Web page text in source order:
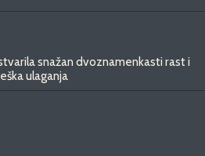
snažan dvoznamenkasti rast i
ulaganja